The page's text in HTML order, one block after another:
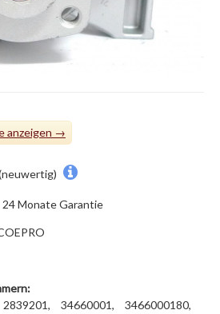
24 Monate Garantie
2839201, 34660001,
3466000180,